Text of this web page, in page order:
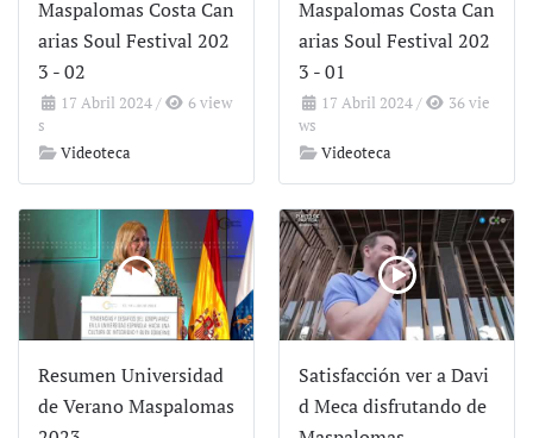
Maspalomas Costa Can
arias Soul Festival 202
3 - 02
17 Abril 2024 /
6 view
s
Videoteca
Maspalomas Costa Can
arias Soul Festival 202
3 - 01
17 Abril 2024 /
36 vie
ws
Videoteca
Resumen Universidad
de Verano Maspalomas
Satisfacción ver a Davi
d Meca disfrutando de